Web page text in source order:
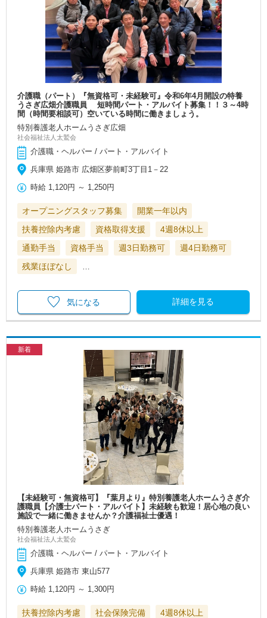
介護職（パート）『無資格可・未経験可』令和6年4月開設の特養
うさぎ広畑介護職員 短時間パート・アルバイト募集！！３～4時
間（時間要相談可）空いている時間に働きましょう。
特別養護老人ホームうさぎ広畑
社会福祉法人太鷲会
介護職・ヘルパー / パート・アルバイト
兵庫県 姫路市 広畑区夢前町3丁目1－22
時給 1,120円 ～ 1,250円
オープニングスタッフ募集
開業一年以内
扶養控除内考慮
資格取得支援
4週8休以上
通勤手当
資格手当 週3日勤務可
週4日勤務可
残業ほぼなし
…
詳細を見る
気になる
新着
【未経験可・無資格可】『葉月より』特別養護老人ホームうさぎ介
護職員【介護士パート・アルバイト】未経験も歓迎！居心地の良い
施設で一緒に働きませんか？介護福祉士優遇！
特別養護老人ホームうさぎ
社会福祉法人太鷲会
介護職・ヘルパー / パート・アルバイト
兵庫県 姫路市 東山577
時給 1,120円 ～ 1,300円
扶養控除内考慮 社会保険完備
4週8休以上